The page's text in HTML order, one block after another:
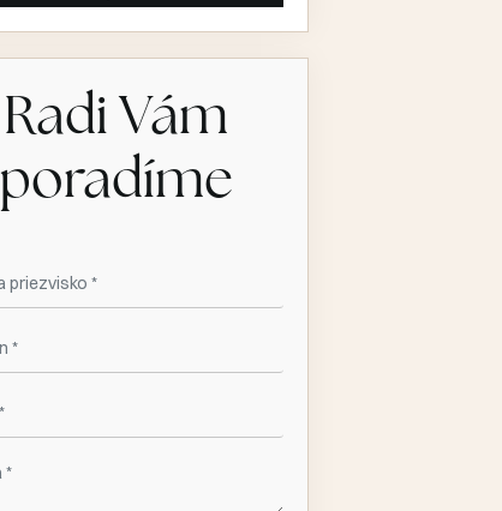
Radi Vám
poradíme